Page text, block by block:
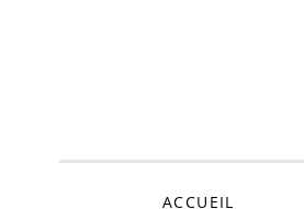
ACCUEIL